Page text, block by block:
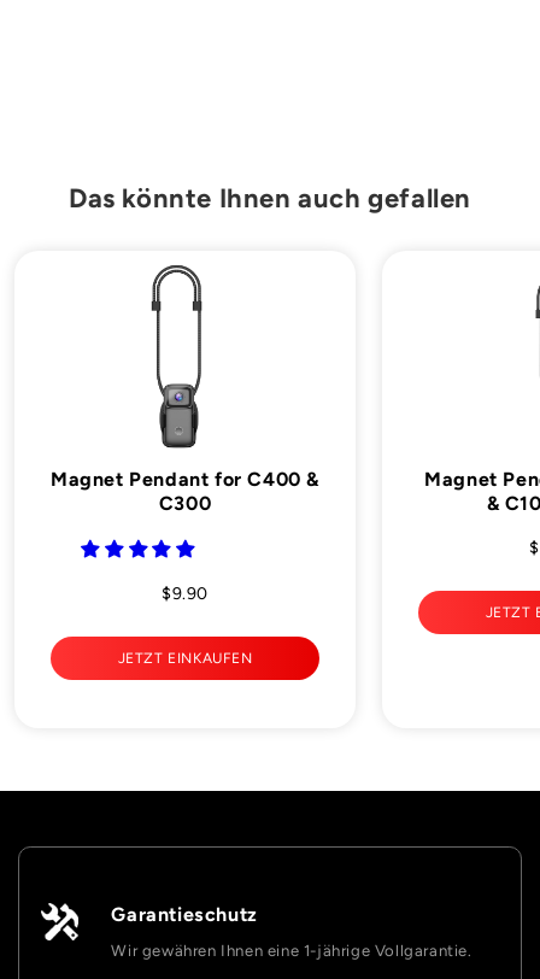
Das könnte Ihnen auch gefallen
Magnet Pendant for C400 &
C300
$9.90
JETZT EINKAUFEN
Magnet
&
JETZT
Garantieschutz
Wir gewähren Ihnen eine 1-jährige Vollgarantie.